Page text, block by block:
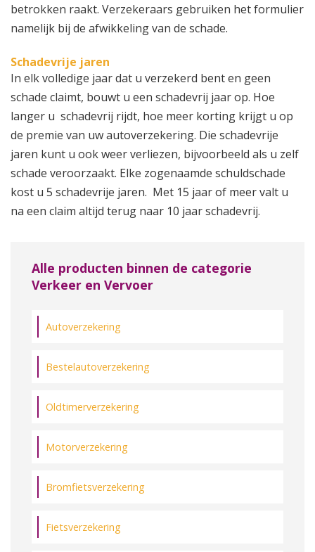
betrokken raakt. Verzekeraars gebruiken het formulier
namelijk bij de afwikkeling van de schade.
Schadevrije jaren
In elk volledige jaar dat u verzekerd bent en geen
schade claimt, bouwt u een schadevrij jaar op. Hoe
langer u schadevrij rijdt, hoe meer korting krijgt u op
de premie van uw autoverzekering. Die schadevrije
jaren kunt u ook weer verliezen, bijvoorbeeld als u zelf
schade veroorzaakt. Elke zogenaamde schuldschade
kost u 5 schadevrije jaren. Met 15 jaar of meer valt u
na een claim altijd terug naar 10 jaar schadevrij.
Alle producten binnen de categorie
Verkeer en Vervoer
Autoverzekering
Bestelautoverzekering
Oldtimerverzekering
Motorverzekering
Bromfietsverzekering
Fietsverzekering